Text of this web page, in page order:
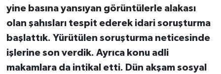
yine basına yansıyan görüntülerle alakası
olan şahısları tespit ederek idari soruşturma
başlattık. Yürütülen soruşturma neticesinde
işlerine son verdik. Ayrıca konu adli
makamlara da intikal etti. Dün akşam sosyal